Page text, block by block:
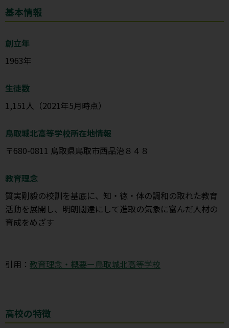
基本情報
創立年
1963年
生徒数
1,151人（2021年5月時点）
鳥取城北高等学校所在地情報
〒680-0811 鳥取県鳥取市西品治８４８
教育理念
質実剛毅の校訓を基底に、知・徳・体の調和の取れた教育
活動を展開し、明朗闊達にして進取の気象に富んだ人材の
育成をめざす
引用： 教育理念・概要ー鳥取城北高等学校
高校の特徴